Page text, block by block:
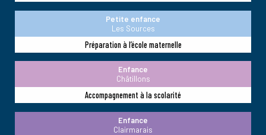
Petite enfance
Les Sources
Préparation à l’école maternelle
Enfance
Châtillons
Accompagnement à la scolarité
Enfance
Clairmarais